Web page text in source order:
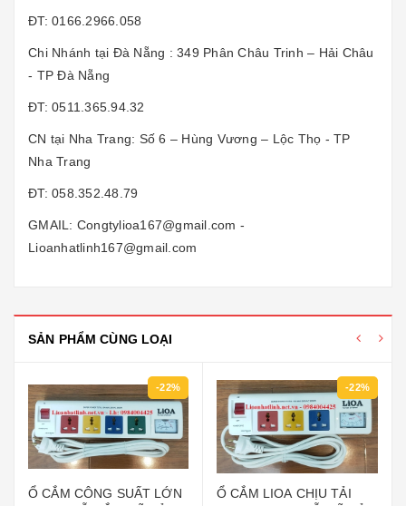
ĐT: 0166.2966.058
Chi Nhánh tại Đà Nẵng : 349 Phân Châu Trinh – Hải Châu
- TP Đà Nẵng
ĐT: 0511.365.94.32
CN tại Nha Trang: Số 6 – Hùng Vương – Lộc Thọ - TP
Nha Trang
ĐT: 058.352.48.79
GMAIL: Congtylioa167@gmail.com -
Lioanhatlinh167@gmail.com
SẢN PHẨM CÙNG LOẠI
-22%
Ổ CẮM CÔNG SUẤT LỚN
-22%
Ổ CẮM LIOA CHỊU TẢI